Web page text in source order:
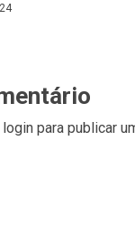
login para publicar